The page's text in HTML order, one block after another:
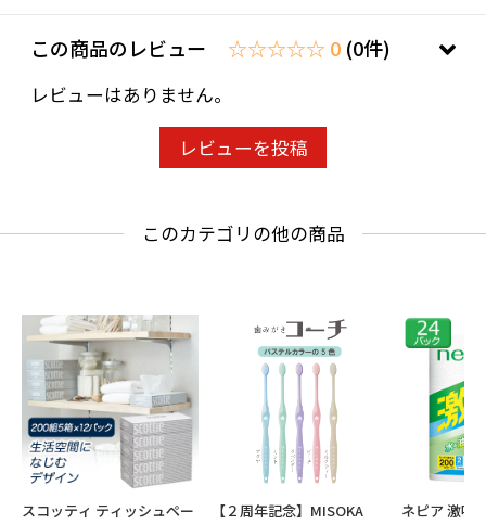
この商品のレビュー ☆☆☆☆☆ 0 (0件)
レビューはありません。
レビューを投稿
このカテゴリの他の商品
スコッティ ティッシュペー
【２周年記念】MISOKA
ネピア 激吸